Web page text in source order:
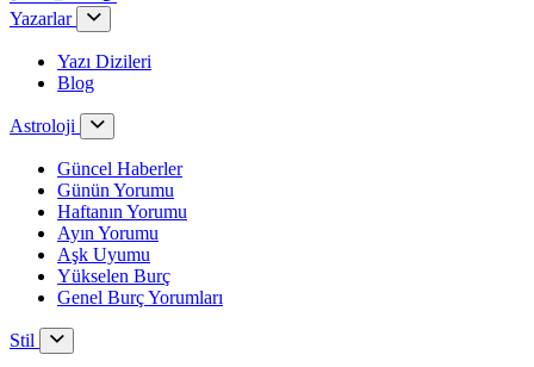
Yazarlar
Yazı Dizileri
Blog
Astroloji
Güncel Haberler
Günün Yorumu
Haftanın Yorumu
Ayın Yorumu
Aşk Uyumu
Yükselen Burç
Genel Burç Yorumları
Stil